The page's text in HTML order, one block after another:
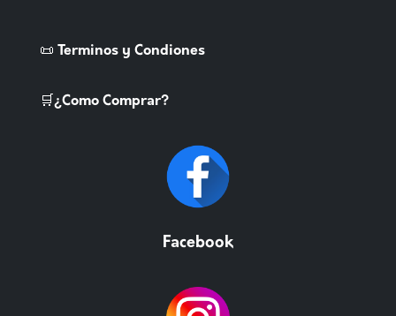
📜 Terminos y Condiones
🛒¿Como Comprar?
Facebook